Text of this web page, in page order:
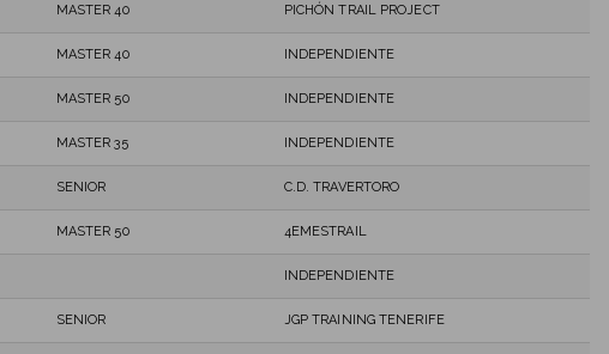
MASTER 40 PICHÓN TRAIL PROJECT
MASTER 40 INDEPENDIENTE
MASTER 50 INDEPENDIENTE
MASTER 35 INDEPENDIENTE
SENIOR C.D. TRAVERTORO
MASTER 50 4EMESTRAIL
INDEPENDIENTE
SENIOR JGP TRAINING TENERIFE